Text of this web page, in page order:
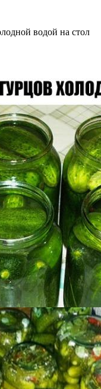
водой на стол